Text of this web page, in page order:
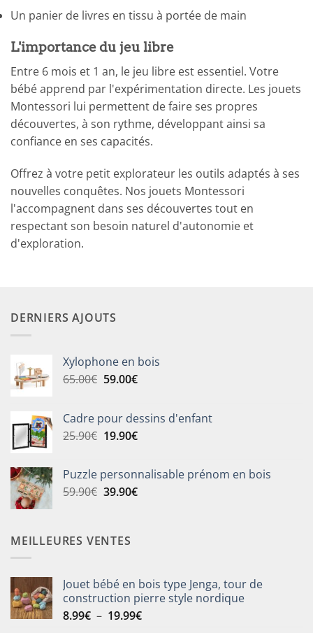
Un panier de livres en tissu à portée de main
L'importance du jeu libre
Entre 6 mois et 1 an, le jeu libre est essentiel. Votre
bébé apprend par l'expérimentation directe. Les jouets
Montessori lui permettent de faire ses propres
découvertes, à son rythme, développant ainsi sa
confiance en ses capacités.
Offrez à votre petit explorateur les outils adaptés à ses
nouvelles conquêtes. Nos jouets Montessori
l'accompagnent dans ses découvertes tout en
respectant son besoin naturel d'autonomie et
d'exploration.
DERNIERS AJOUTS
Xylophone en bois
65.00€ Le
était :
65.00€.
59.00€Le
est :
59.00€.
Cadre pour dessins d'enfant
25.90€ Le
était :
25.90€.
19.90€Le
est :
19.90€.
Puzzle personnalisable prénom en bois
59.90€ Le
était :
59.90€.
39.90€Le
MEILLEURES VENTES
Jouet bébé en bois type Jenga, tour de
construction pierre style nordique
8.99€ – 19.99€Plage